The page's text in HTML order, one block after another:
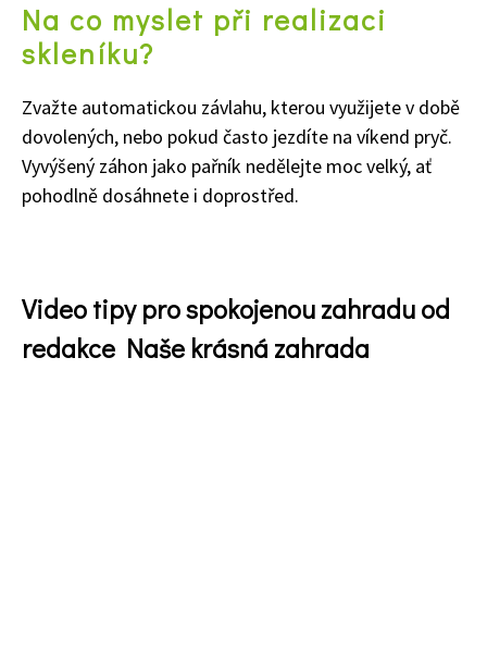
Na co myslet při realizaci
skleníku?
Zvažte automatickou závlahu, kterou využijete v době
dovolených, nebo pokud často jezdíte na víkend pryč.
Vyvýšený záhon jako pařník nedělejte moc velký, ať
pohodlně dosáhnete i doprostřed.
Video tipy pro spokojenou zahradu od
redakce Naše krásná zahrada